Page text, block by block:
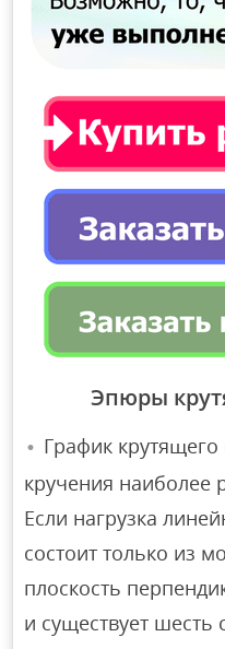
Эпюры
График
кручения наиболее
Если нагрузка
состоит только из
плоскость
и существует